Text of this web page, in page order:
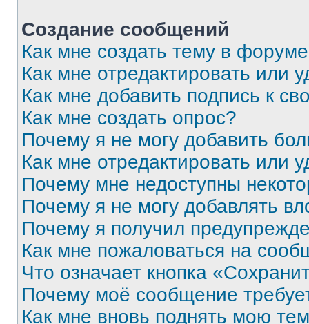
Создание сообщений
Как мне создать тему в
Как мне отредактировать или
Как мне добавить подпись к
Как мне создать опрос?
Почему я не могу добавить
Как мне отредактировать или
Почему мне недоступны
Почему я не могу добавлять
Почему я получил
Как мне пожаловаться на
Что означает кнопка
Почему моё сообщение
Как мне вновь поднять мою